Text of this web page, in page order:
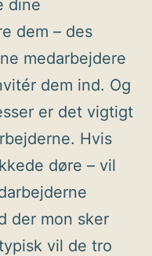
dine
dem – des
medarbejdere
dem ind. Og
er det vigtigt
Hvis
døre – vil
der mon sker
vil de tro